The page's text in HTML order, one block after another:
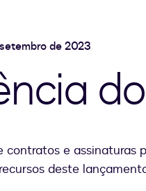
de 2023
e assinaturas
deste